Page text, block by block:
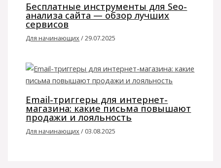
Бесплатные инструменты для Seo-
анализа сайта — обзор лучших
сервисов
Для начинающих/29.07.2025
Email-триггеры для интернет-
магазина: какие письма повышают
продажи и лояльность
Для начинающих/ 03.08.2025